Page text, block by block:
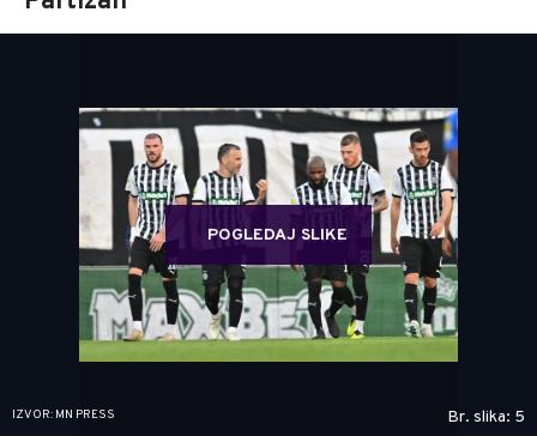
POGLEDAJ SLIKE
IZVOR: MN PRESS Br. slika: 5